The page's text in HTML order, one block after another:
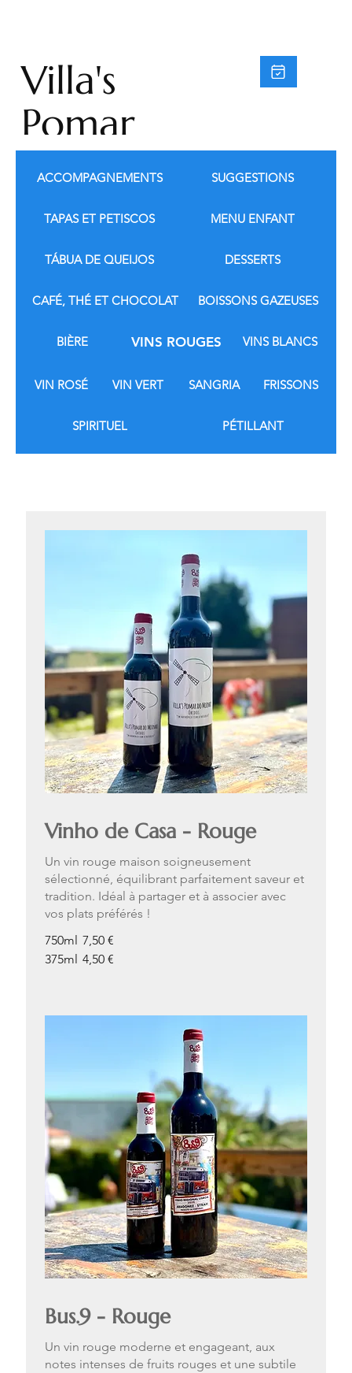
Villa's
Pomar
do
Moinh
ACCOMPAGNEMENTS SUGGESTIONS
TAPAS ET PETISCOS MENU ENFANT
TÁBUA DE QUEIJOS DESSERTS
CAFÉ, THÉ ET CHOCOLAT BOISSONS GAZEUSES
BIÈRE VINS ROUGES VINS BLANCS
VIN ROSÉ VIN VERT SANGRIA FRISSONS
SPIRITUEL PÉTILLANT
Vinho de Casa - Rouge
Un vin rouge maison soigneusement
sélectionné, équilibrant parfaitement saveur et
tradition. Idéal à partager et à associer avec
vos plats préférés !
750ml 7,50 €
375ml 4,50 €
Bus.9 - Rouge
Un vin rouge moderne et engageant, aux
notes intenses de fruits rouges et une subtile